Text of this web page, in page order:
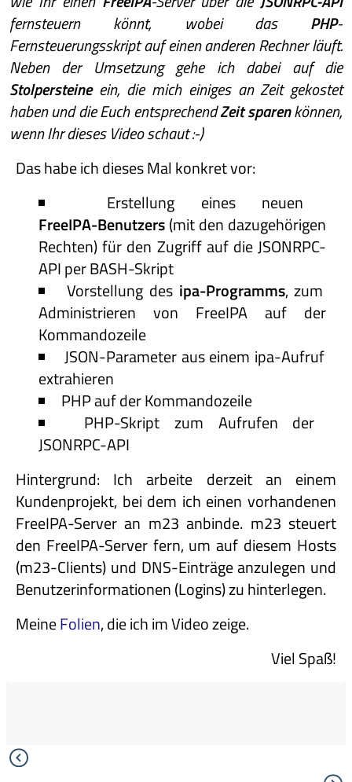
fernsteuern könnt, wobei das PHP-
Fernsteuerungsskript auf einen anderen Rechner läuft.
Neben der Umsetzung gehe ich dabei auf die
Stolpersteineein, die mich einiges an Zeit gekostet
haben und die Euch entsprechendZeit sparenkönnen,
wenn Ihr dieses Video schaut :-)
Das habe ich dieses Mal konkret vor:
Erstellung eines neuen
FreeIPA-Benutzers(mit den dazugehörigen
Rechten) für den Zugriff auf die JSONRPC-
API per BASH-Skript
Vorstellung des ipa-Programms, zum
Administrieren von FreeIPA auf der
Kommandozeile
JSON-Parameter aus einem ipa-Aufruf
extrahieren
PHP auf der Kommandozeile
PHP-Skript zum Aufrufen der
JSONRPC-API
Hintergrund: Ich arbeite derzeit an einem
Kundenprojekt, bei dem ich einen vorhandenen
FreeIPA-Server an m23 anbinde. m23 steuert
den FreeIPA-Server fern, um auf diesem Hosts
(m23-Clients) und DNS-Einträge anzulegen und
Benutzerinformationen (Logins) zu hinterlegen.
MeineFolien, die ich im Video zeige.
Viel Spaß!